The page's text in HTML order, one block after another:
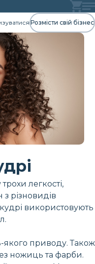
Розмісти свій бізнес
легкості,
з різновидів
використовують
якого приводу. Також
ножиць та фарби.